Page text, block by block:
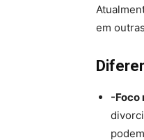
em
-Foco